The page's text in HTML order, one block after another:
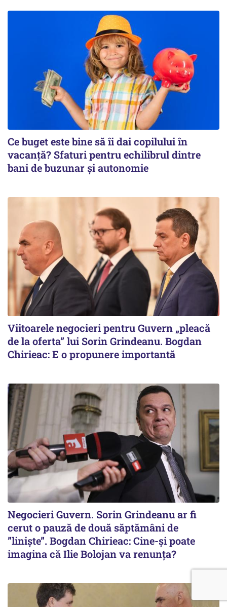
Ce buget este bine să îi dai copilului în
vacanță? Sfaturi pentru echilibrul dintre
bani de buzunar și autonomie
Viitoarele negocieri pentru Guvern „pleacă
de la oferta” lui Sorin Grindeanu. Bogdan
Chirieac: E o propunere importantă
Negocieri Guvern. Sorin Grindeanu ar fi
cerut o pauză de două săptămâni de
”liniște”. Bogdan Chirieac: Cine-și poate
imagina că Ilie Bolojan va renunța?